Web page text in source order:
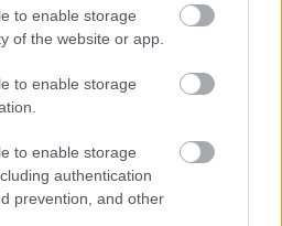
to enable storage
of the website or app.
to enable storage
to enable storage
authentication
prevention, and other